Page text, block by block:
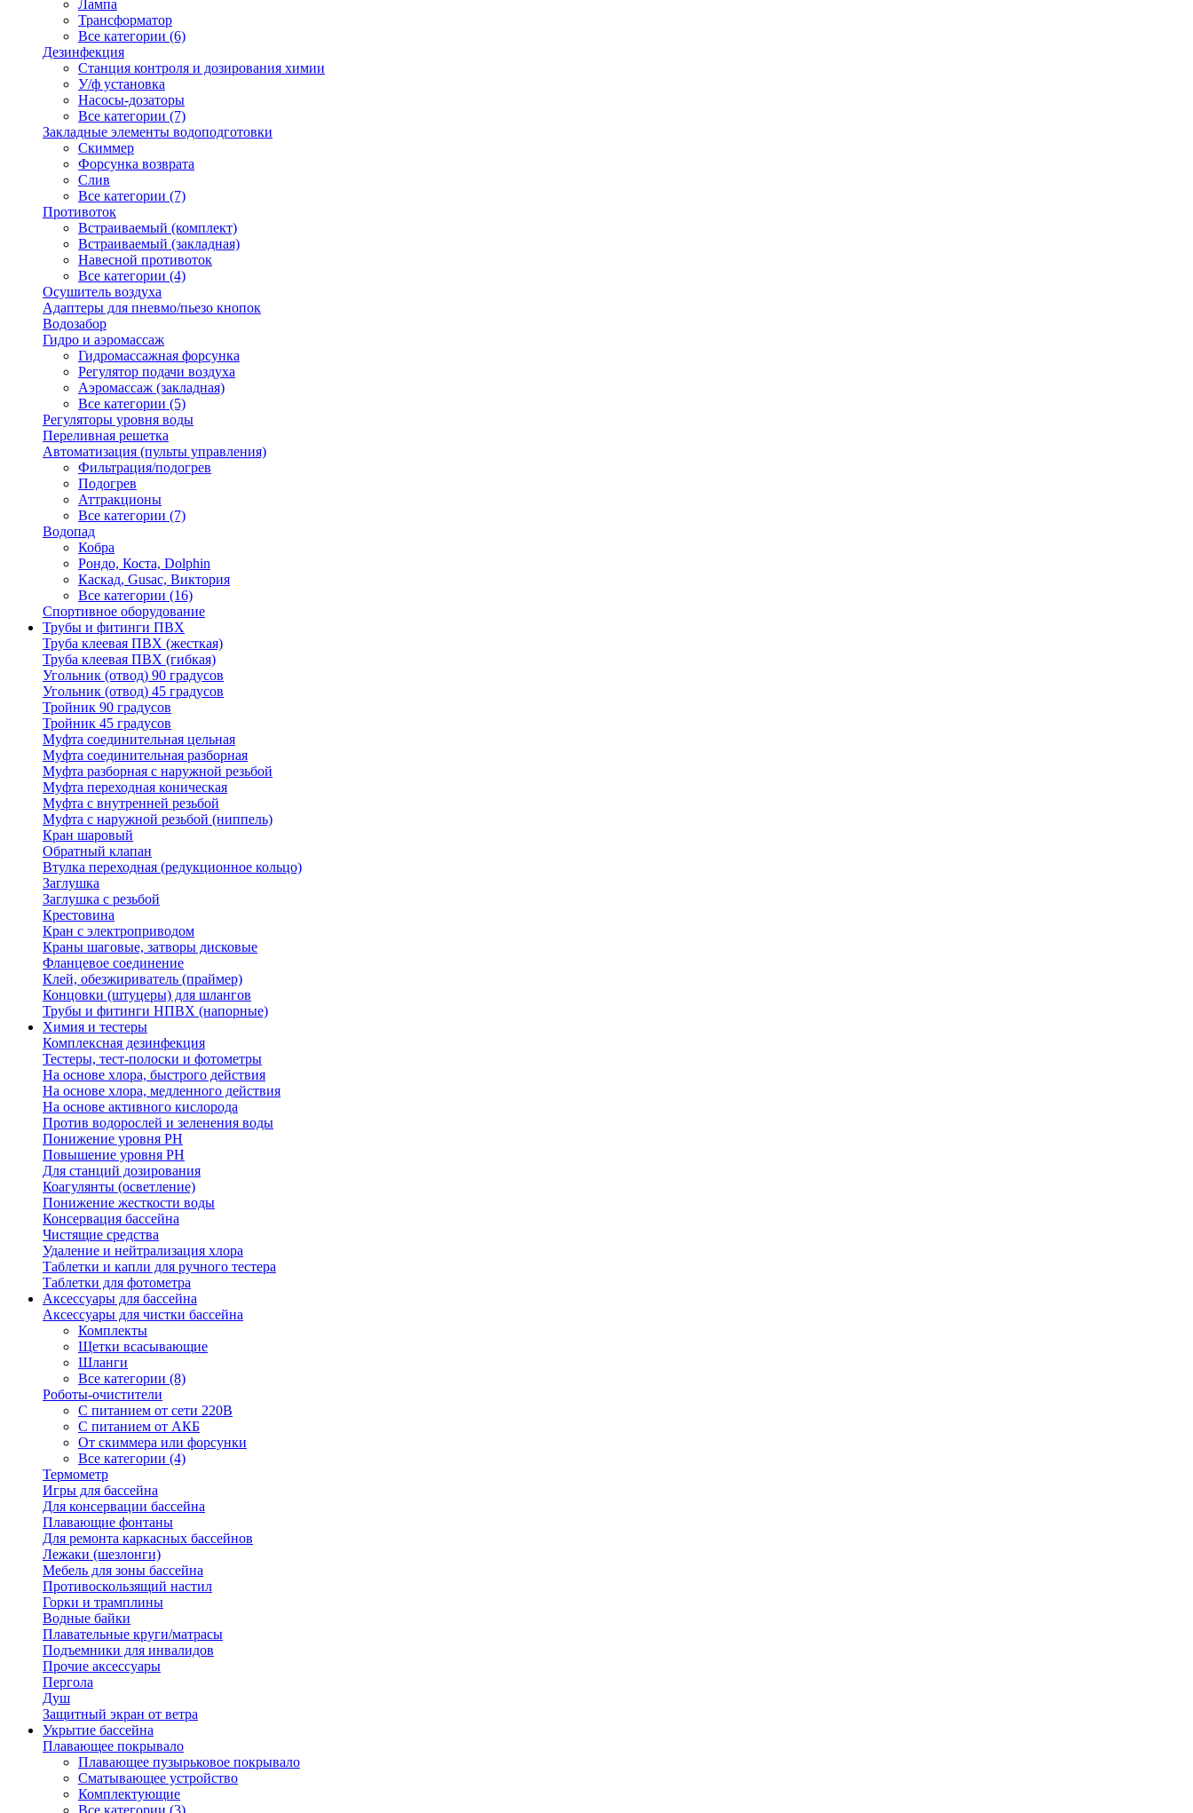
Лампа
Трансформатор
Все категории (6)
Дезинфекция
Станция контроля и дозирования химии
У/ф установка
Насосы-дозаторы
Все категории (7)
Закладные элементы водоподготовки
Скиммер
Форсунка возврата
Слив
Все категории (7)
Противоток
Встраиваемый (комплект)
Встраиваемый (закладная)
Навесной противоток
Все категории (4)
Осушитель воздуха
Адаптеры для пневмо/пьезо кнопок
Водозабор
Гидро и аэромассаж
Гидромассажная форсунка
Регулятор подачи воздуха
Аэромассаж (закладная)
Все категории (5)
Регуляторы уровня воды
Переливная решетка
Автоматизация (пульты управления)
Фильтрация/подогрев
Подогрев
Аттракционы
Все категории (7)
Водопад
Кобра
Рондо, Коста, Dolphin
Каскад, Gusac, Виктория
Все категории (16)
Спортивное оборудование
Трубы и фитинги ПВХ
Труба клеевая ПВХ (жесткая)
Труба клеевая ПВХ (гибкая)
Угольник (отвод) 90 градусов
Угольник (отвод) 45 градусов
Тройник 90 градусов
Тройник 45 градусов
Муфта соединительная цельная
Муфта соединительная разборная
Муфта разборная с наружной резьбой
Муфта переходная коническая
Муфта с внутренней резьбой
Муфта с наружной резьбой (ниппель)
Кран шаровый
Обратный клапан
Втулка переходная (редукционное кольцо)
Заглушка
Заглушка с резьбой
Крестовина
Кран с электроприводом
Краны шаговые, затворы дисковые
Фланцевое соединение
Клей, обезжириватель (праймер)
Концовки (штуцеры) для шлангов
Трубы и фитинги НПВХ (напорные)
Химия и тестеры
Комплексная дезинфекция
Тестеры, тест-полоски и фотометры
На основе хлора, быстрого действия
На основе хлора, медленного действия
На основе активного кислорода
Против водорослей и зеленения воды
Понижение уровня РН
Повышение уровня РН
Для станций дозирования
Коагулянты (осветление)
Понижение жесткости воды
Консервация бассейна
Чистящие средства
Удаление и нейтрализация хлора
Таблетки и капли для ручного тестера
Таблетки для фотометра
Аксессуары для бассейна
Аксессуары для чистки бассейна
Комплекты
Щетки всасывающие
Шланги
Все категории (8)
Роботы-очистители
С питанием от сети 220В
С питанием от АКБ
От скиммера или форсунки
Все категории (4)
Термометр
Игры для бассейна
Для консервации бассейна
Плавающие фонтаны
Для ремонта каркасных бассейнов
Лежаки (шезлонги)
Мебель для зоны бассейна
Противоскользящий настил
Горки и трамплины
Водные байки
Плавательные круги/матрасы
Подъемники для инвалидов
Прочие аксессуары
Пергола
Душ
Защитный экран от ветра
Укрытие бассейна
Плавающее покрывало
Плавающее пузырьковое покрывало
Сматывающее устройство
Комплектующие
Все категории (3)